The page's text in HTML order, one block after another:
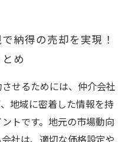
納得の売却を実現！
め
せるためには、仲介会社
地域に密着した情報を持
トです。地元の市場動向